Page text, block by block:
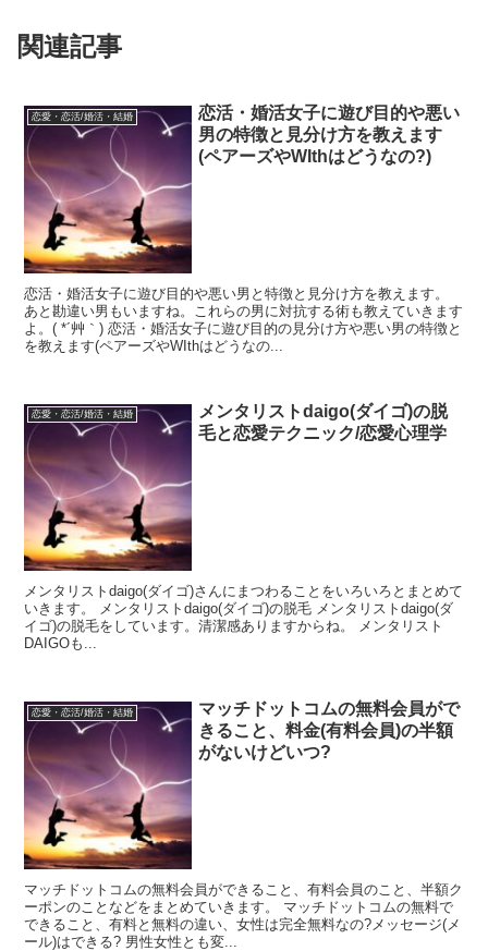
関連記事
恋愛・恋活/婚活・結婚
恋活・婚活女子に遊び目的や悪い
男の特徴と見分け方を教えます
(ペアーズやWIthはどうなの?)
恋活・婚活女子に遊び目的や悪い男と特徴と見分け方を教えます。
あと勘違い男もいますね。これらの男に対抗する術も教えていきます
よ。( *´艸｀) 恋活・婚活女子に遊び目的の見分け方や悪い男の特徴と
を教えます(ペアーズやWIthはどうなの...
恋愛・恋活/婚活・結婚
メンタリストdaigo(ダイゴ)の脱
毛と恋愛テクニック/恋愛心理学
メンタリストdaigo(ダイゴ)さんにまつわることをいろいろとまとめて
いきます。 メンタリストdaigo(ダイゴ)の脱毛 メンタリストdaigo(ダ
イゴ)の脱毛をしています。清潔感ありますからね。 メンタリスト
DAIGOも...
恋愛・恋活/婚活・結婚
マッチドットコムの無料会員がで
きること、料金(有料会員)の半額
がないけどいつ?
マッチドットコムの無料会員ができること、有料会員のこと、半額ク
ーポンのことなどをまとめていきます。 マッチドットコムの無料で
できること、有料と無料の違い、女性は完全無料なの?メッセージ(メ
ール)はできる? 男性女性とも変...